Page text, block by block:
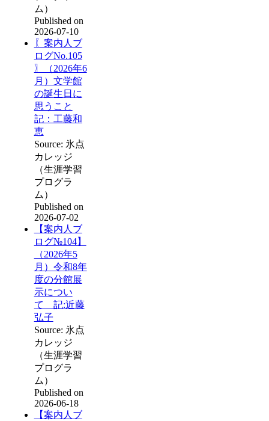
ム）
Published on
2026-07-10
〖案内人ブ
ログNo.105
〗（2026年6
月）文学館
の誕生日に
思うこと
記：工藤和
恵
Source: 氷点
カレッジ
（生涯学習
プログラ
ム）
Published on
2026-07-02
【案内人ブ
ログ№104】
（2026年5
月）令和8年
度の分館展
示につい
て 記:近藤
弘子
Source: 氷点
カレッジ
（生涯学習
プログラ
ム）
Published on
2026-06-18
【案内人ブ